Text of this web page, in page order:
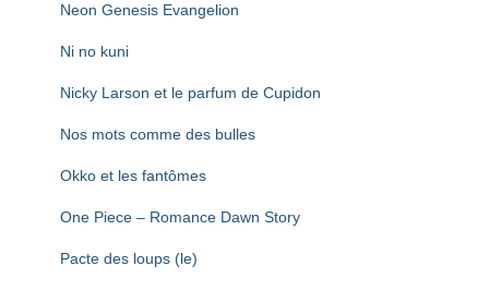
Neon Genesis Evangelion
Ni no kuni
Nicky Larson et le parfum de Cupidon
Nos mots comme des bulles
Okko et les fantômes
One Piece – Romance Dawn Story
Pacte des loups (le)